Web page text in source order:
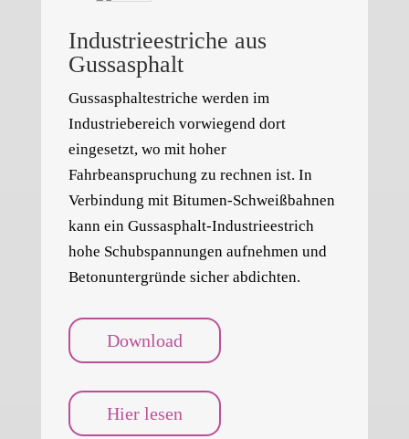
Industrieestriche aus
Gussasphalt
Gussasphaltestriche werden im
Industriebereich vorwiegend dort
eingesetzt, wo mit hoher
Fahrbeanspruchung zu rechnen ist. In
Verbindung mit Bitumen-Schweißbahnen
kann ein Gussasphalt-Industrieestrich
hohe Schubspannungen aufnehmen und
Betonuntergründe sicher abdichten.
Download
Hier lesen